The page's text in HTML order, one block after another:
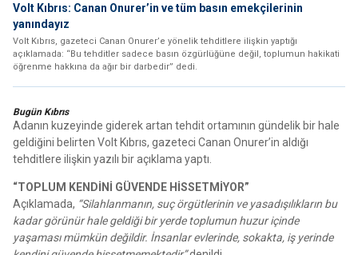
Volt Kıbrıs: Canan Onurer’in ve tüm basın emekçilerinin
yanındayız
Volt Kıbrıs, gazeteci Canan Onurer’e yönelik tehditlere ilişkin yaptığı
açıklamada: “Bu tehditler sadece basın özgürlüğüne değil, toplumun hakikati
öğrenme hakkına da ağır bir darbedir” dedi.
Bugün Kıbrıs
Adanın kuzeyinde giderek artan tehdit ortamının gündelik bir hale
geldiğini belirten Volt Kıbrıs, gazeteci Canan Onurer’in aldığı
tehditlere ilişkin yazılı bir açıklama yaptı.
“TOPLUM KENDİNİ GÜVENDE HİSSETMİYOR”
Açıklamada, “Silahlanmanın, suç örgütlerinin ve yasadışılıkların bu
kadar görünür hale geldiği bir yerde toplumun huzur içinde
yaşaması mümkün değildir. İnsanlar evlerinde, sokakta, iş yerinde